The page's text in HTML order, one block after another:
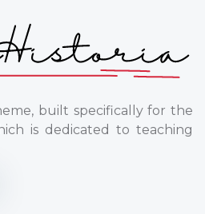
built specifically for the
is dedicated to teaching